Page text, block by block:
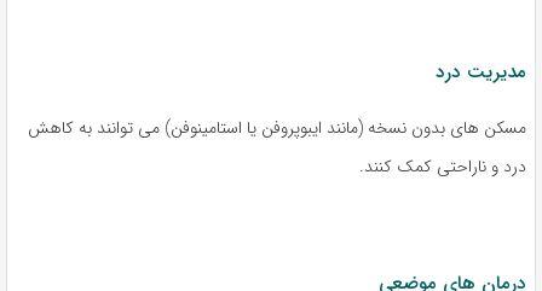
مدیریت درد
مسکن های بدون نسخه (مانند ایبوپروفن یا استامینوفن) می توانند به کاهش
درد و ناراحتی کمک کنند.
درمان های موضعی